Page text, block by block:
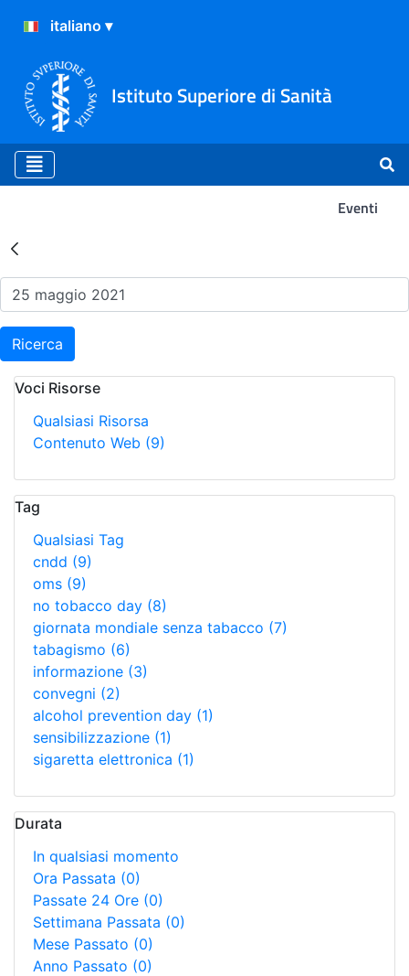
Istituto Superiore di Sanità
Eventi
Risultati della Ricerca -
Ricerca
Voci Risorse
Qualsiasi Risorsa
Contenuto Web (9)
Tag
Qualsiasi Tag
cndd (9)
oms (9)
no tobacco day (8)
giornata mondiale senza tabacco (7)
tabagismo (6)
informazione (3)
convegni (2)
alcohol prevention day (1)
sensibilizzazione (1)
sigaretta elettronica (1)
Durata
In qualsiasi momento
Ora Passata (0)
Passate 24 Ore (0)
Settimana Passata (0)
Mese Passato (0)
Anno Passato (0)